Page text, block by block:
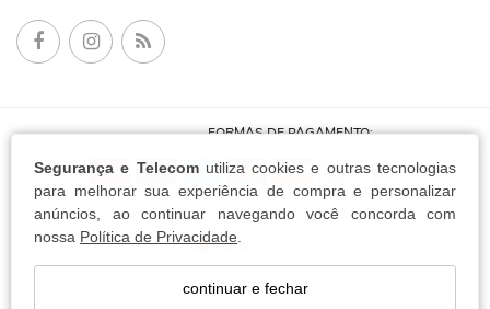
Segurança e Telecomutiliza cookies e outras tecnologias
para melhorar sua experiência de compra e personalizar
anúncios, ao continuar navegando você concorda com
nossa Política de Privacidade.
continuar e fechar
FORMAS DE PAGAMENTO: